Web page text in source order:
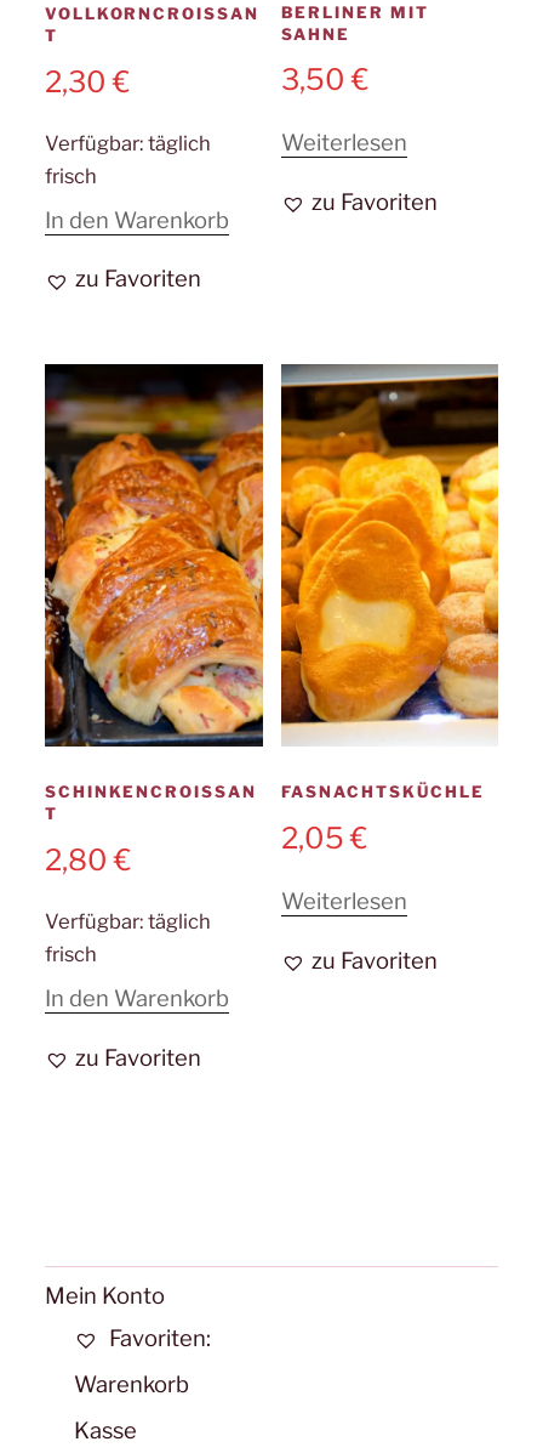
VOLLKORNCROISSAN
T
2,30€
Verfügbar: täglich
frisch
In den Warenkorb
zu Favoriten
BERLINER MIT
SAHNE
3,50€
Weiterlesen
zu Favoriten
SCHINKENCROISSAN
T
2,80€
Verfügbar: täglich
frisch
In den Warenkorb
zu Favoriten
FASNACHTSKÜCHLE
2,05€
Weiterlesen
zu Favoriten
Mein Konto
Favoriten:
Warenkorb
Kasse